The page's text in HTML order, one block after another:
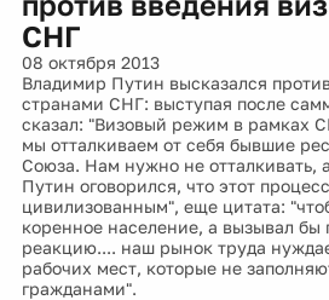
СНГ
08 октября 2013
Владимир Путин высказался
странами СНГ: выступая после
сказал: "Визовый режим в рамках
мы отталкиваем от себя бывшие
Союза. Нам нужно не отталкивать,
Путин оговорился, что этот
цивилизованным", еще цитата:
коренное население, а вызывал бы
реакцию.... наш рынок труда
рабочих мест, которые не
гражданами".